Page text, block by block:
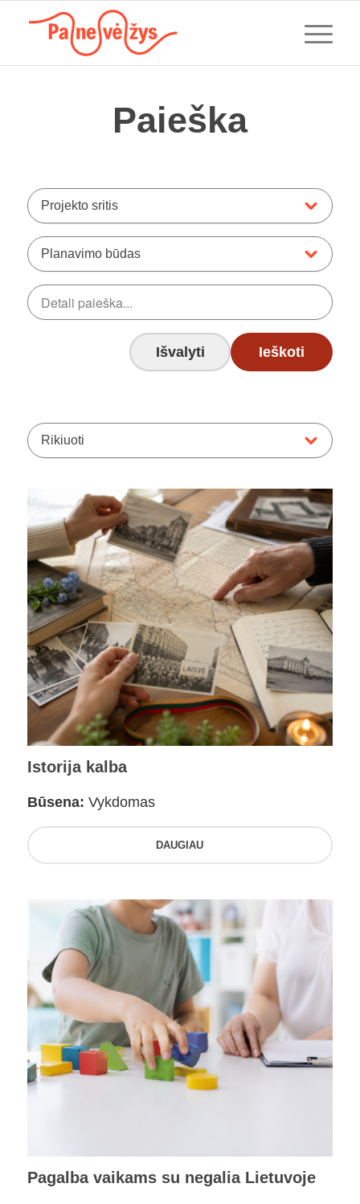
Paieška
Projekto sritis
Planavimo būdas
Išvalyti Ieškoti
Rikiuoti
Istorija kalba
Būsena: Vykdomas
DAUGIAU
Pagalba vaikams su negalia Lietuvoje